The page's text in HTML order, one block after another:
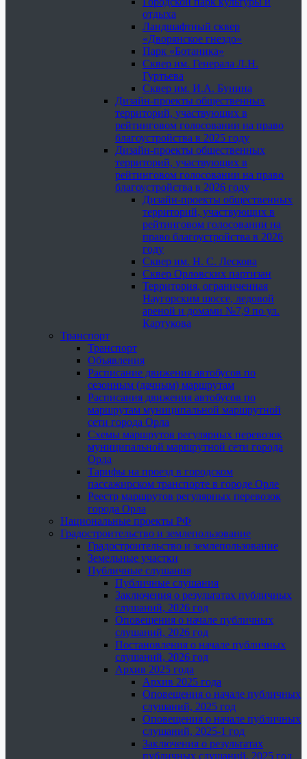
отдыха
Ландшафтный сквер
«Дворянское гнездо»
Парк «Ботаника»
Сквер им. Генерала Л.Н.
Гуртьева
Сквер им. И.А. Бунина
Дизайн-проекты общественных
территорий, участвующих в
рейтинговом голосовании на право
благоустройства в 2025 году
Дизайн-проекты общественных
территорий, участвующих в
рейтинговом голосовании на право
благоустройства в 2026 году
Дизайн-проекты общественных
территорий, участвующих в
рейтинговом голосовании на
право благоустройства в 2026
году
Сквер им. Н. С. Лескова
Сквер Орловских партизан
Территория, ограниченная
Наугорским шоссе, ледовой
ареной и домами №7,9 по ул.
Картукова
Транспорт
Транспорт
Объявления
Расписание движения автобусов по
сезонным (дачным) маршрутам
Расписания движения автобусов по
маршрутам муниципальной маршрутной
сети города Орла
Схемы маршрутов регулярных перевозок
муниципальной маршрутной сети города
Орла
Тарифы на проезд в городском
пассажирском транспорте в городе Орле
Реестр маршрутов регулярных перевозок
города Орла
Национальные проекты РФ
Градостроительство и землепользование
Градостроительство и землепользование
Земельные участки
Публичные слушания
Публичные слушания
Заключения о результатах публичных
слушаний, 2026 год
Оповещения о начале публичных
слушаний, 2026 год
Постановления о начале публичных
слушаний, 2026 год
Архив 2025 года
Архив 2025 года
Оповещения о начале публичных
слушаний, 2025 год
Оповещения о начале публичных
слушаний, 2025-1 год
Заключения о результатах
публичных слушаний, 2025 год